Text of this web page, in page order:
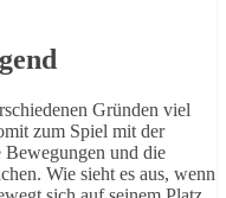
Gründen viel
zum Spiel mit der
Bewegungen und die
Wie sieht es aus, wenn